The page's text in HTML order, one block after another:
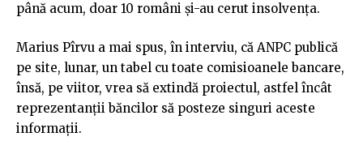
până acum, doar 10 români şi-au cerut insolvenţa.
Marius Pîrvu a mai spus, în interviu, că ANPC publică
pe site, lunar, un tabel cu toate comisioanele bancare,
însă, pe viitor, vrea să extindă proiectul, astfel încât
reprezentanţii băncilor să posteze singuri aceste
informaţii.